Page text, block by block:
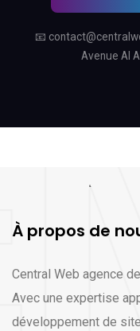
📧
Avenue Al
À propos de
Central Web agence
Avec une expertise
développement de